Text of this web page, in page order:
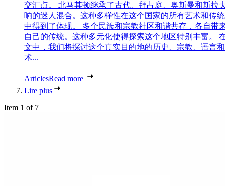
交汇点。 北马其顿继承了古代、拜占庭、奥斯曼和斯拉
响的迷人混合。这种多样性在这个国家的所有艺术和传
中得到了体现。 多个民族和宗教社区和谐共存，各自带
自己的传统。这种多元化使得探索这个地区特别丰富。
文中，我们将探讨这个真实目的地的历史、宗教、语言
术...
ArticlesRead more
Lire plus
Item 1 of 7